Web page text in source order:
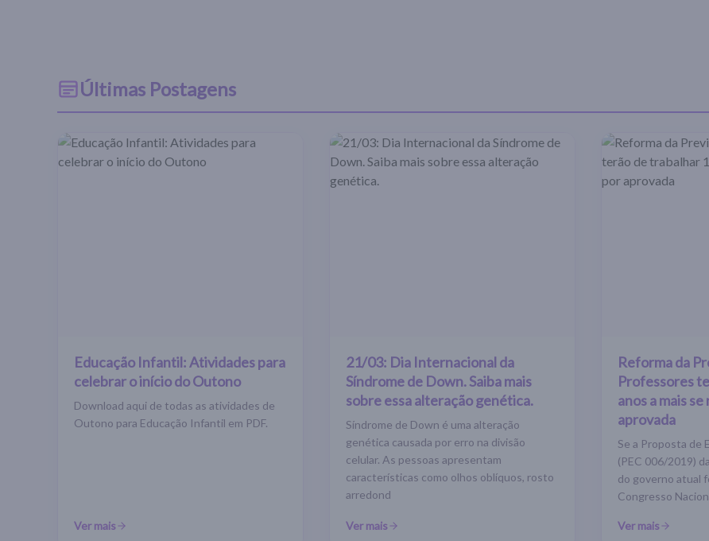
Últimas Postagens
Educação Infantil: Atividades para
celebrar o início do Outono
Download aqui de todas as atividades de
Outono para Educação Infantil em PDF.
Ver mais
21/03: Dia Internacional da
Síndrome de Down. Saiba mais
sobre essa alteração genética.
Síndrome de Down é uma alteração
genética causada por erro na divisão
celular. As pessoas apresentam
características como olhos oblíquos, rosto
arredond
Ver mais
Reforma da
Professores
anos a mais
aprovada
Se a Proposta de
(PEC 006/2019)
do governo atual
Congresso
Ver mais